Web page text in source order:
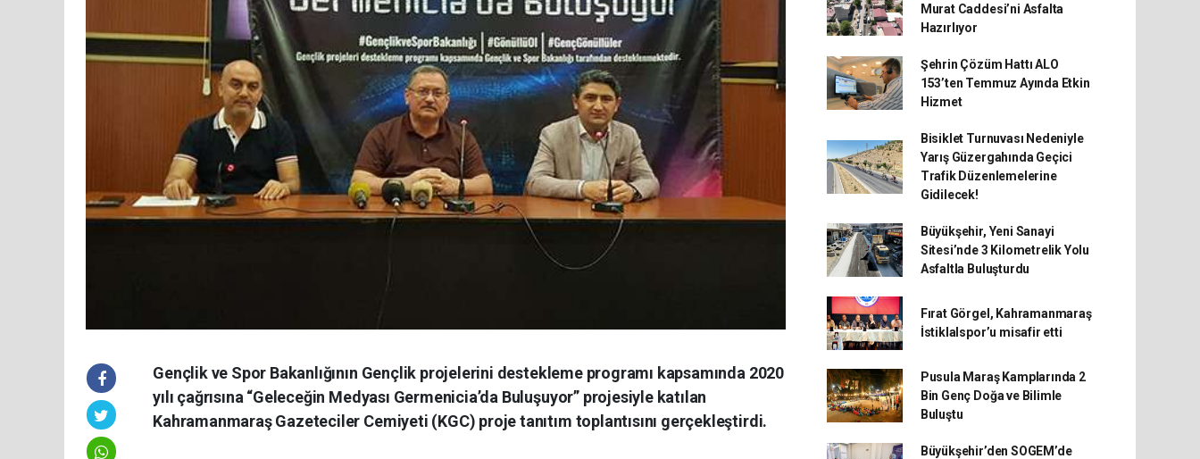
Gençlik ve Spor Bakanlığının Gençlik projelerini destekleme programı kapsamında 2020
yılı çağrısına “Geleceğin Medyası Germenicia’da Buluşuyor” projesiyle katılan
Kahramanmaraş Gazeteciler Cemiyeti (KGC) proje tanıtım toplantısını gerçekleştirdi.
Murat Caddesi’ni Asfalta
Hazırlıyor
Şehrin Çözüm Hattı ALO
153’ten Temmuz Ayında Etkin
Hizmet
Bisiklet Turnuvası Nedeniyle
Yarış Güzergahında Geçici
Trafik Düzenlemelerine
Gidilecek!
Büyükşehir, Yeni Sanayi
Sitesi’nde 3 Kilometrelik Yolu
Asfaltla Buluşturdu
Fırat Görgel, Kahramanmaraş
İstiklalspor’u misafir etti
Pusula Maraş Kamplarında 2
Bin Genç Doğa ve Bilimle
Buluştu
Büyükşehir’den SOGEM’de